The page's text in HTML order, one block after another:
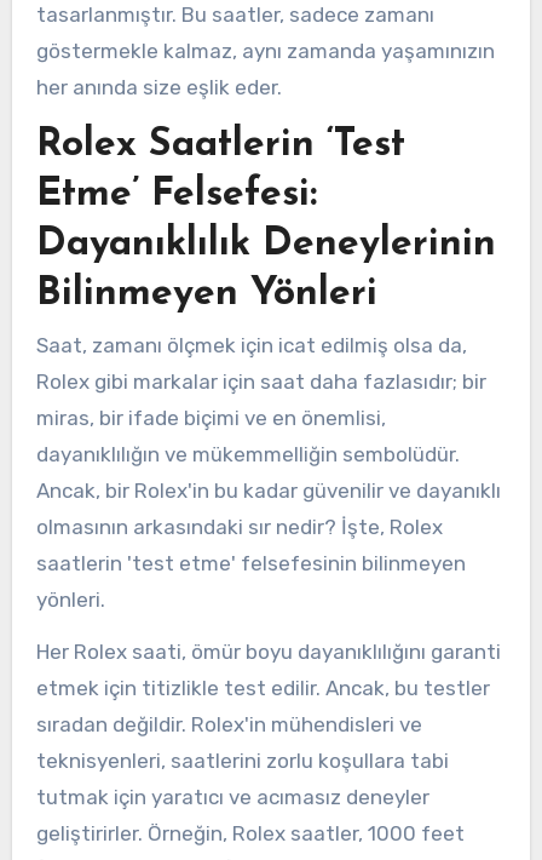
tasarlanmıştır. Bu saatler, sadece zamanı
göstermekle kalmaz, aynı zamanda yaşamınızın
her anında size eşlik eder.
Rolex Saatlerin ‘Test
Etme’ Felsefesi:
Dayanıklılık Deneylerinin
Bilinmeyen Yönleri
Saat, zamanı ölçmek için icat edilmiş olsa da,
Rolex gibi markalar için saat daha fazlasıdır; bir
miras, bir ifade biçimi ve en önemlisi,
dayanıklılığın ve mükemmelliğin sembolüdür.
Ancak, bir Rolex'in bu kadar güvenilir ve dayanıklı
olmasının arkasındaki sır nedir? İşte, Rolex
saatlerin 'test etme' felsefesinin bilinmeyen
yönleri.
Her Rolex saati, ömür boyu dayanıklılığını garanti
etmek için titizlikle test edilir. Ancak, bu testler
sıradan değildir. Rolex'in mühendisleri ve
teknisyenleri, saatlerini zorlu koşullara tabi
tutmak için yaratıcı ve acımasız deneyler
geliştirirler. Örneğin, Rolex saatler, 1000 feet